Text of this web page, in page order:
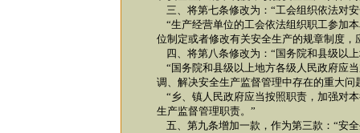
三、将第七条修改为：“工会组织依法对
“生产经营单位的工会依法组织职工参加
位制定或者修改有关安全生产的规章制度，
四、将第八条修改为：“国务院和县级以
“国务院和县级以上地方各级人民政府应
调、解决安全生产监督管理中存在的重大问
“乡、镇人民政府应当按照职责，加强对
生产监督管理职责。”
五、第九条增加一款，作为第三款：“安